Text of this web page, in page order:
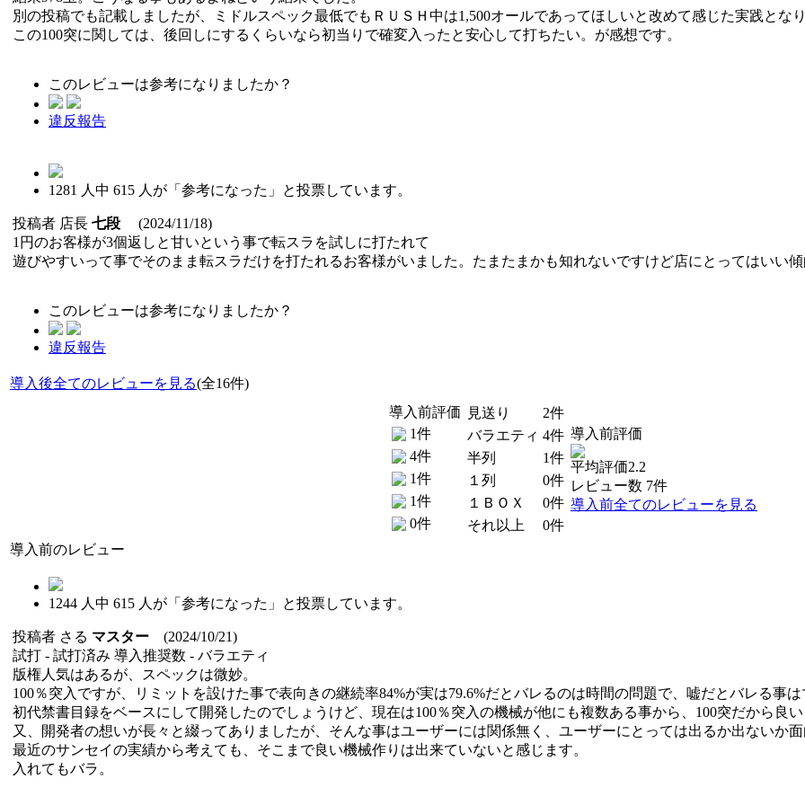
別の投稿でも記載しましたが、ミドルスペック最低でもＲＵＳＨ中は1,500オールであってほしいと改めて感じた実践となり
この100突に関しては、後回しにするくらいなら初当りで確変入ったと安心して打ちたい。が感想です。
このレビューは参考になりましたか？
違反報告
1281 人中 615 人が「参考になった」と投票しています。
投稿者 店長 七段 (2024/11/18)
1円のお客様が3個返しと甘いという事で転スラを試しに打たれて
遊びやすいって事でそのまま転スラだけを打たれるお客様がいました。たまたまかも知れないですけど店にとってはいい傾
このレビューは参考になりましたか？
違反報告
導入後全てのレビューを見る(全16件)
導入前評価
1件
4件
1件
1件
0件
見送り
2件
バラエティ 4件
半列
1件
１列
0件
１ＢＯＸ
0件
それ以上
0件
導入前評価
平均評価2.2
レビュー数 7件
導入前全てのレビューを見る
導入前のレビュー
1244 人中 615 人が「参考になった」と投票しています。
投稿者 さる マスター (2024/10/21)
試打 - 試打済み 導入推奨数 - バラエティ
版権人気はあるが、スペックは微妙。
100％突入ですが、リミットを設けた事で表向きの継続率84%が実は79.6%だとバレるのは時間の問題で、嘘だとバレる事
初代禁書目録をベースにして開発したのでしょうけど、現在は100％突入の機械が他にも複数ある事から、100突だから良い
又、開発者の想いが長々と綴ってありましたが、そんな事はユーザーには関係無く、ユーザーにとっては出るか出ないか面
最近のサンセイの実績から考えても、そこまで良い機械作りは出来ていないと感じます。
入れてもバラ。